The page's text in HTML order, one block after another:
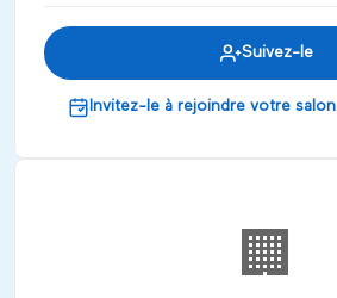
Suivez-le
Invitez-le à rejoindre votre salon
🏢